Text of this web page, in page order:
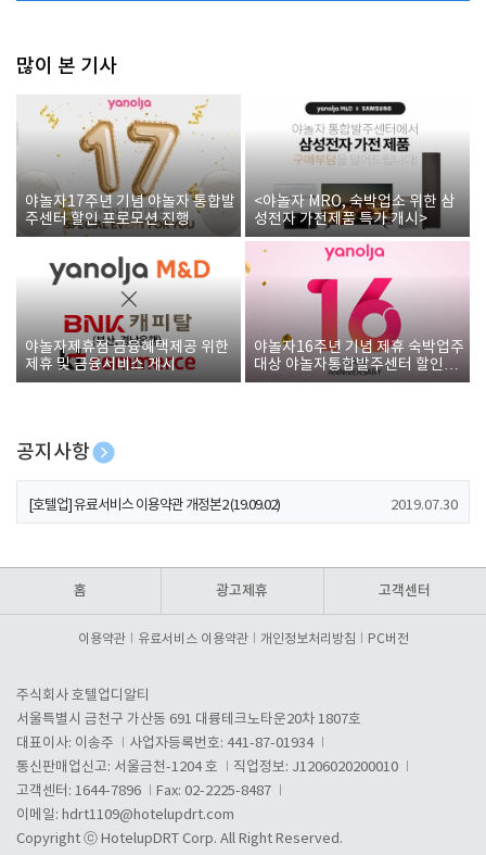
많이 본 기사
야놀자17주년 기념 야놀자 통합발
주센터 할인 프로모션 진행
<야놀자 MRO, 숙박업소 위한 삼
성전자 가전제품 특가 개시>
야놀자제휴점 금융혜택제공 위한
제휴 및 금융서비스 게시
야놀자16주년 기념 제휴 숙박업주
대상 야놀자통합발주센터 할인쿠
폰 증정
공지사항
[호텔업] 개인정보 처리방침 개정본1 (19.09.02)
[호텔업] 유료서비스 이용약관 개정본2 (19.09.02) 2019.07.30
홈 광고제휴 고객센터
이용약관 유료서비스 이용약관 개인정보처리방침 PC버전
주식회사 호텔업디알티
서울특별시 금천구 가산동 691 대륭테크노타운20차 1807호
대표이사: 이송주
사업자등록번호: 441-87-01934
통신판매업신고: 서울금천-1204 호
직업정보: J1206020200010
고객센터: 1644-7896
Fax: 02-2225-8487
이메일: hdrt1109@hotelupdrt.com
Copyright ⓒ HotelupDRT Corp. All Right Reserved.